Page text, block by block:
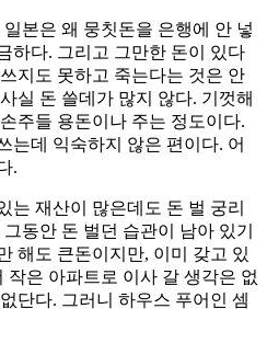
본은 왜 뭉칫돈을 은행에 안 넣
하다. 그리고 그만한 돈이 있다
지도 못하고 죽는다는 것은 안
실 돈 쓸데가 많지 않다. 기껏해
주들 용돈이나 주는 정도이다.
는데 익숙하지 않은 편이다. 어
.
는 재산이 많은데도 돈 벌 궁리
동안 돈 벌던 습관이 남아 있기
해도 큰돈이지만, 이미 갖고 있
작은 아파트로 이사 갈 생각은 없
단다. 그러니 하우스 푸어인 셈